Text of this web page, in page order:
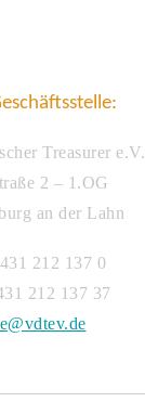
Treasurer e.V.
2 – 1.OG
an der Lahn
212 137 0
212 137 37